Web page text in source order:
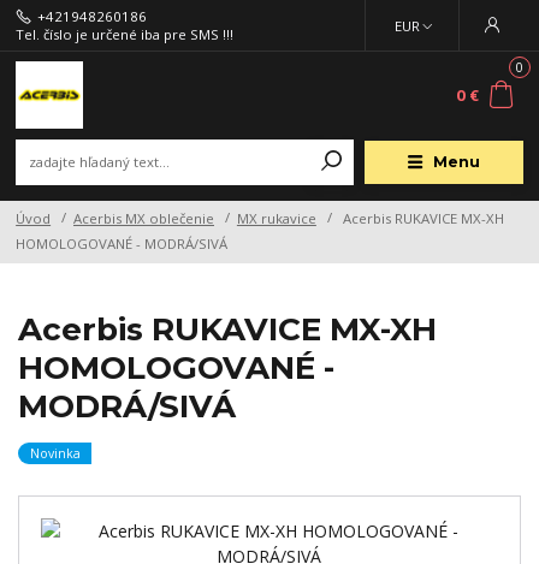
Menu
EUR
+421948260186
Tel. číslo je určené iba pre SMS !!!
0
0 €
Úvod Acerbis MX oblečenie MX rukavice
Acerbis RUKAVICE MX-XH
HOMOLOGOVANÉ - MODRÁ/SIVÁ
Acerbis RUKAVICE MX-XH
HOMOLOGOVANÉ -
MODRÁ/SIVÁ
Novinka